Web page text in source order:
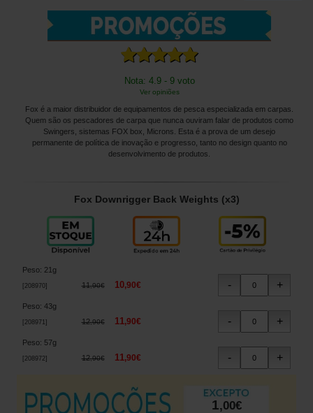
Nota: 4.9 - 9 voto
Ver opiniões
Fox é a maior distribuidor de equipamentos de pesca especializada em carpas.
Quem são os pescadores de carpa que nunca ouviram falar de produtos como
Swingers, sistemas FOX box, Microns. Esta é a prova de um desejo
permanente de política de inovação e progresso, tanto no design quanto no
desenvolvimento de produtos.
Fox Downrigger Back Weights (x3)
Peso: 21g
208970] 11,90€ 10,90€
Peso: 43g
208971 ] 12,90€ 11,90€
Peso: 57g
208972] 12,90€ 11,90€
1,00€